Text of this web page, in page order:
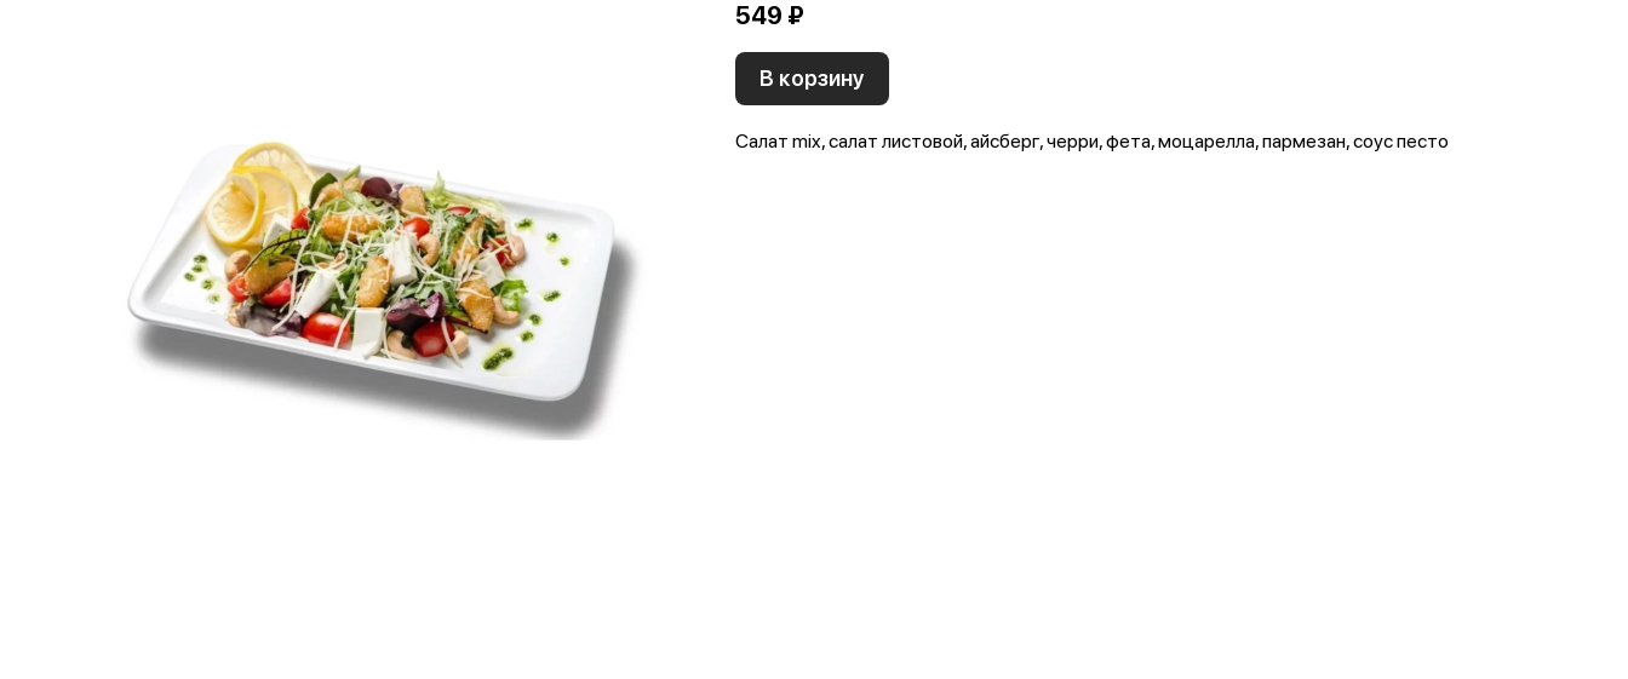
549 ₽
В корзину
Салат mix, салат листовой, айсберг, черри, фета, моцарелла, пармезан, соус песто